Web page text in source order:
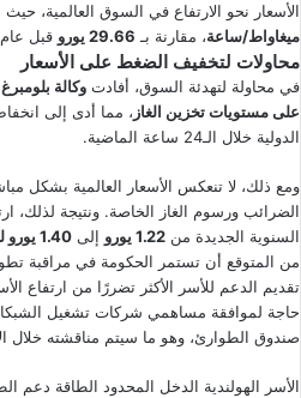
الأسعار نحو الارتفاع في السوق العالمية، حيث
ميغاواط/ساعة، مقارنة بـ 29.66 يورو قبل
محاولات لتخفيف الضغط على الأسعار
في محاولة لتهدئة السوق، أفادت وكالة بلومبرغ
على مستويات تخزين الغاز ، مما أدى إلى
الدولية خلال الـ24 ساعة الماضية.
ومع ذلك، لا تنعكس الأسعار العالمية بشكل
الضرائب ورسوم الغاز الخاصة. ونتيجة لذلك،
السنوية الجديدة من 1.22 يورو إلى 1.40 يورو لكل متر مكعب
من المتوقع أن تستمر الحكومة في مراقبة
تقديم الدعم للأسر الأكثر تضررًا من ارتفاع
حاجة لموافقة مساهمي شركات تشغيل
صندوق الطوارئ، وهو ما سيتم مناقشته خلال
الأسر الهولندية الدخل المحدود الطاقة دعم